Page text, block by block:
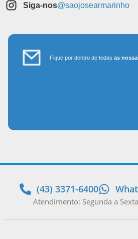
Siga-nos@saojosearmarinho
Fique por dentro de todasas
(43) 3371-6400
Atendimento: Segunda a